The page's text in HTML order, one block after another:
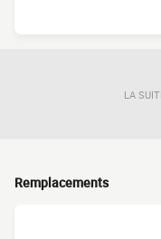
LA
Remplacements